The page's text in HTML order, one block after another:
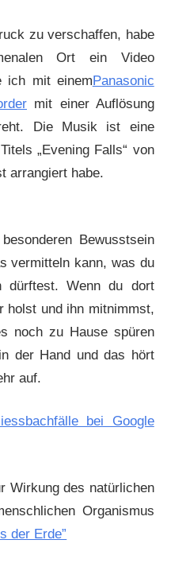
zu verschaffen, habe
Ort ein Video
ich mit einemPanasonic
mit einer Auflösung
Die Musik ist eine
„Evening Falls“ von
arrangiert habe.
Bewusstsein
vermitteln kann, was du
dürftest. Wenn du dort
holst und ihn mitnimmst,
noch zu Hause spüren
der Hand und das hört
auf.
bei Google
Wirkung des natürlichen
Organismus
der Erde”